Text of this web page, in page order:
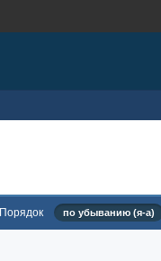
Порядок по убыванию (я-а)